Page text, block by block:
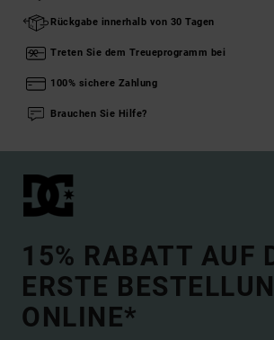
Rückgabe innerhalb von 30 Tagen
Treten Sie dem Treueprogramm bei
100% sichere Zahlung
Brauchen Sie Hilfe?
15% RABATT AUF
ERSTE
ONLINE*